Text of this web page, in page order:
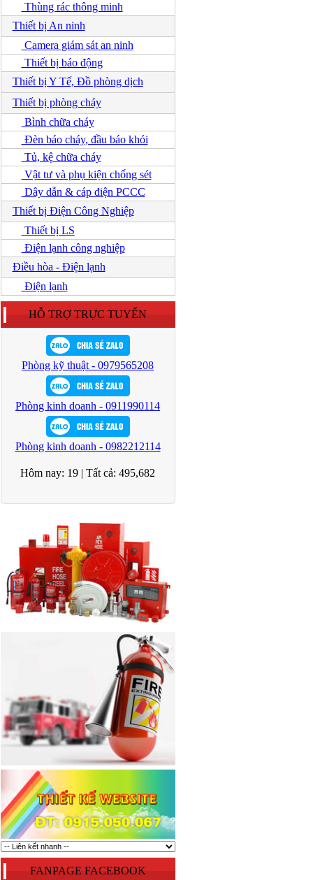
Thùng rác thông minh
Thiết bị An ninh
Camera giám sát an ninh
Thiết bị báo động
Thiết bị Y Tế, Đồ phòng dịch
Thiết bị phòng cháy
Bình chữa cháy
Đèn báo cháy, đầu báo khói
Tủ, kệ chữa cháy
Vật tư và phụ kiện chống sét
Dây dẫn & cáp điện PCCC
Thiết bị Điện Công Nghiệp
Thiết bị LS
Điện lạnh công nghiệp
Điều hòa - Điện lạnh
Điện lạnh
HỖ TRỢ TRỰC TUYẾN
Phòng kỹ thuật - 0979565208
Phòng kinh doanh - 0911990114
Phòng kinh doanh - 0982212114
Hôm nay: 19 | Tất cả: 495,682
FANPAGE FACEBOOK